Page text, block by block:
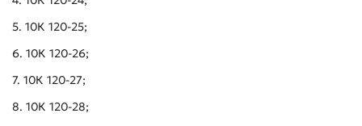
5. 10К 120-25;
6. 10К 120-26;
7. 10К 120-27;
8. 10К 120-28;